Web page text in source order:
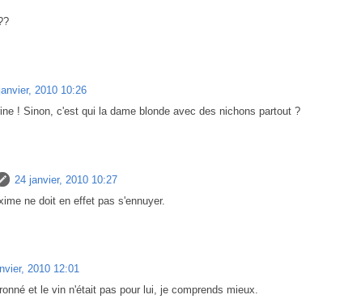
2010 10:26
! Sinon, c'est qui la dame blonde avec des nichons partout ?
24 janvier, 2010 10:27
ne doit en effet pas s'ennuyer.
2010 12:01
et le vin n'était pas pour lui, je comprends mieux.